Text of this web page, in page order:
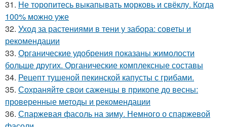
31. Не торопитесь выкапывать морковь и свёклу. Когда
100% можно уже
32. Уход за растениями в тени у забора: советы и
рекомендации
33. Органические удобрения показаны жимолости
больше других. Органические комплексные составы
34. Рецепт тушеной пекинской капусты с грибами.
35. Сохраняйте свои саженцы в прикопе до весны:
проверенные методы и рекомендации
36. Спаржевая фасоль на зиму. Немного о спаржевой